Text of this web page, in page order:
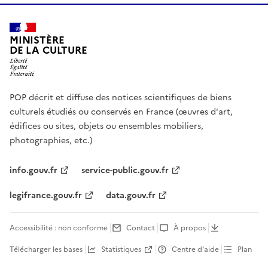
MINISTÈRE
DE LA CULTURE
POP décrit et diffuse des notices scientifiques de biens
culturels étudiés ou conservés en France (œuvres d'art,
édifices ou sites, objets ou ensembles mobiliers,
photographies, etc.)
info.gouv.fr
service-public.gouv.fr
legifrance.gouv.fr
data.gouv.fr
Accessibilité : non conforme Contact
À propos
Télécharger les bases
Statistiques Centre d’aide Plan